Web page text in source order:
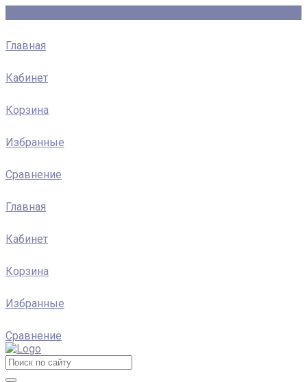
Главная
Кабинет
Корзина
Избранные
Сравнение
Главная
Кабинет
Корзина
Избранные
Сравнение